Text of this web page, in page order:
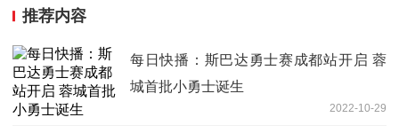
推荐内容
每日快播：斯巴达勇士赛成都站开启 蓉
城首批小勇士诞生
2022-10-29